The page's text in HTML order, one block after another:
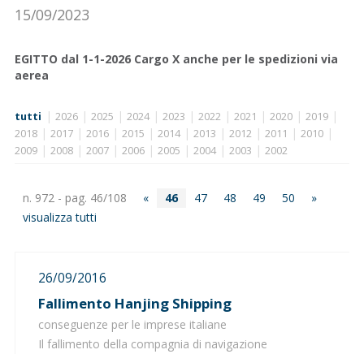
15/09/2023
EGITTO dal 1-1-2026 Cargo X anche per le spedizioni via
aerea
tutti | 2026| 2025 | 2024| 2023 | 2022 | 2021 | 2020| 2019|
2018| 2017| 2016| 2015 | 2014| 2013 | 2012 | 2011 | 2010|
2009| 2008| 2007| 2006| 2005 | 2004| 2003 | 2002
n. 972 - pag. 46/108 « 46 47 48 49 50
»
visualizza tutti
26/09/2016
Fallimento Hanjing Shipping
conseguenze per le imprese italiane
Il fallimento della compagnia di navigazione